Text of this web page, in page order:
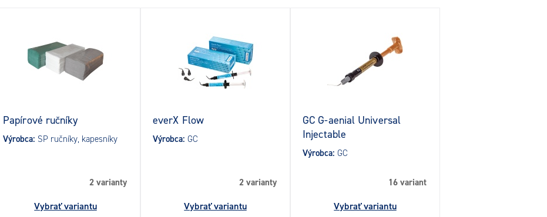
Papírové ručníky
Výrobca: SP ručníky, kapesníky
2 varianty
Vybrať variantu
everX Flow
Výrobca: GC
2 varianty
Vybrať variantu
GC G-aenial Universal
Injectable
Výrobca: GC
16 variant
Vybrať variantu